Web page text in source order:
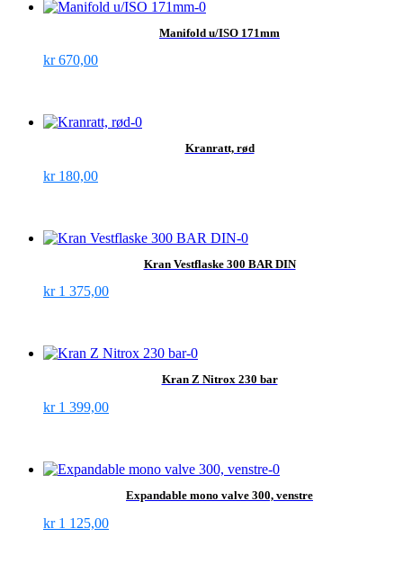
Manifold u/ISO 171mm
kr670,00
Kranratt, rød
kr180,00
Kran Vestflaske 300 BAR DIN
kr1 375,00
Kran Z Nitrox 230 bar
kr1 399,00
Expandable mono valve 300, venstre
kr1 125,00